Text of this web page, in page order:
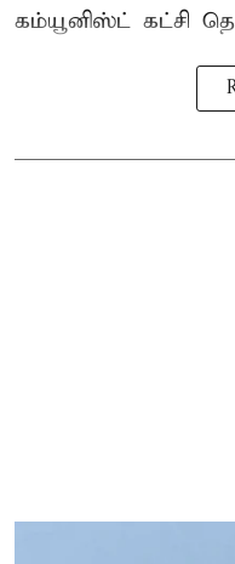
கம்யூனிஸ்ட் கட்சி